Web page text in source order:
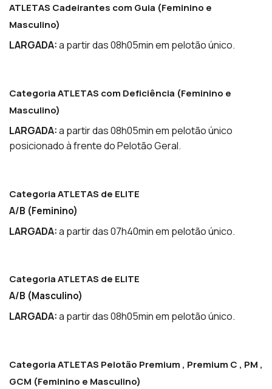
ATLETAS Cadeirantes com Guia (Feminino e
Masculino)
LARGADA:a partir das 08h05min em pelotão único.
Categoria ATLETAS com Deficiência (Feminino e
Masculino)
LARGADA:a partir das 08h05min em pelotão único
posicionado à frente do Pelotão Geral.
Categoria ATLETAS de ELITE
A/B (Feminino)
LARGADA:a partir das 07h40min em pelotão único.
Categoria ATLETAS de ELITE
A/B (Masculino)
LARGADA:a partir das 08h05min em pelotão único.
Categoria ATLETAS Pelotão Premium , Premium C , PM ,
GCM (Feminino e Masculino)